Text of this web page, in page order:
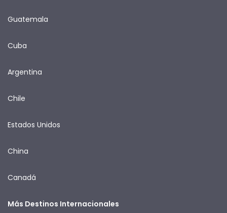
Guatemala
Cuba
Argentina
Chile
Estados Unidos
China
Canadá
Más Destinos Internacionales